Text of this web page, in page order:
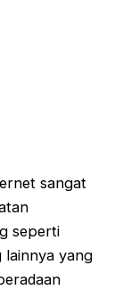
sangat
seperti
lainnya yang